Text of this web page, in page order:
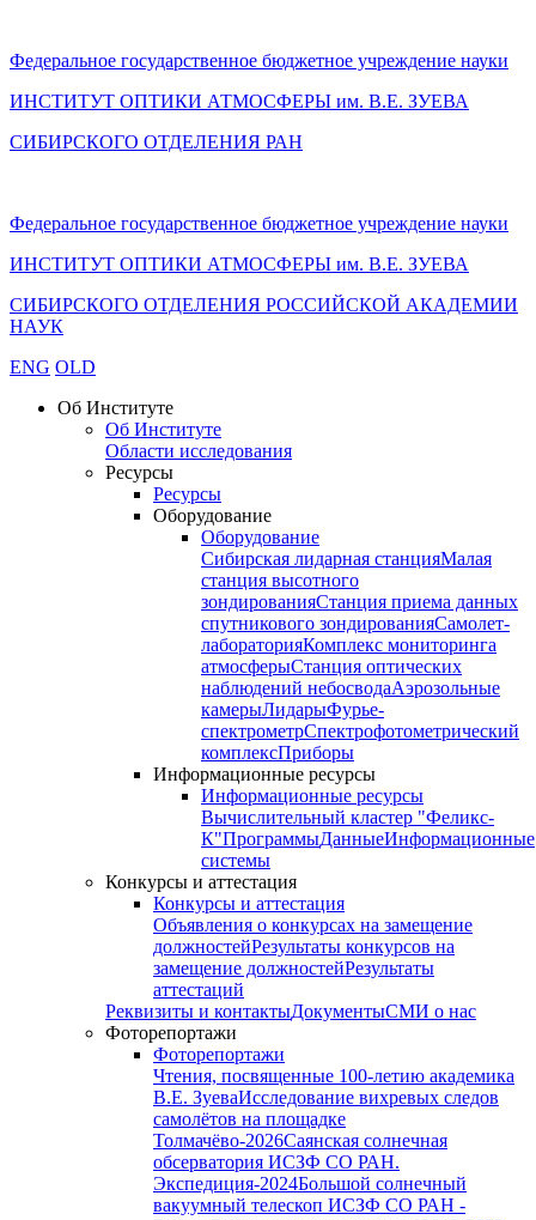
Федеральное государственное бюджетное учреждение науки
ИНСТИТУТ ОПТИКИ АТМОСФЕРЫ им. В.Е. ЗУЕВА
СИБИРСКОГО ОТДЕЛЕНИЯ РАН
Федеральное государственное бюджетное учреждение науки
ИНСТИТУТ ОПТИКИ АТМОСФЕРЫ им. В.Е. ЗУЕВА
СИБИРСКОГО ОТДЕЛЕНИЯ РОССИЙСКОЙ АКАДЕМИИ
НАУК
ENG OLD
Об Институте
Об Институте
Области исследования
Ресурсы
Ресурсы
Оборудование
Оборудование
Сибирская лидарная станцияМалая
станция высотного
зондированияСтанция приема данных
спутникового зондированияСамолет-
лабораторияКомплекс мониторинга
атмосферыСтанция оптических
наблюдений небосводаАэрозольные
камерыЛидарыФурье-
спектрометрСпектрофотометрический
комплексПриборы
Информационные ресурсы
Информационные ресурсы
Вычислительный кластер "Феликс-
К"ПрограммыДанныеИнформационные
системы
Конкурсы и аттестация
Конкурсы и аттестация
Объявления о конкурсах на замещение
должностейРезультаты конкурсов на
замещение должностейРезультаты
аттестаций
Реквизиты и контактыДокументыСМИ о нас
Фоторепортажи
Фоторепортажи
Чтения, посвященные 100-летию академика
В.Е. ЗуеваИсследование вихревых следов
самолётов на площадке
Толмачёво-2026Саянская солнечная
обсерватория ИСЗФ СО РАН.
Экспедиция-2024Большой солнечный
вакуумный телескоп ИСЗФ СО РАН -